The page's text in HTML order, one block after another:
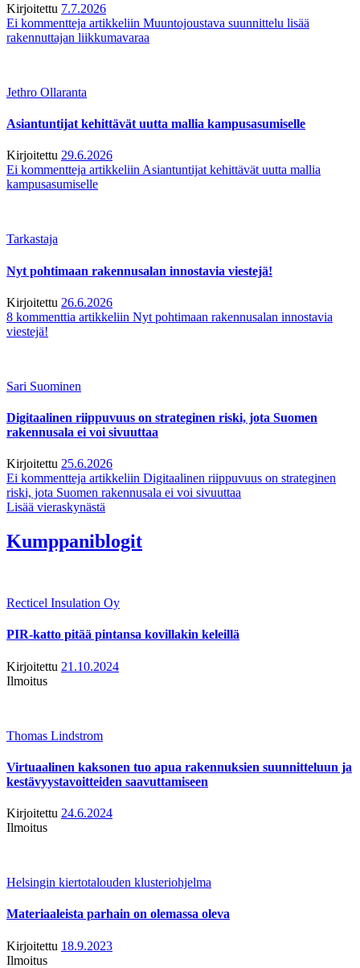
Kirjoitettu 7.7.2026
Ei kommentteja artikkeliin Muuntojoustava suunnittelu lisää
rakennuttajan liikkumavaraa
Jethro Ollaranta
Asiantuntijat kehittävät uutta mallia kampusasumiselle
Kirjoitettu 29.6.2026
Ei kommentteja artikkeliin Asiantuntijat kehittävät uutta mallia
kampusasumiselle
Tarkastaja
Nyt pohtimaan rakennusalan innostavia viestejä!
Kirjoitettu 26.6.2026
8 kommenttia artikkeliin Nyt pohtimaan rakennusalan innostavia
viestejä!
Sari Suominen
Digitaalinen riippuvuus on strateginen riski, jota Suomen
rakennusala ei voi sivuuttaa
Kirjoitettu 25.6.2026
Ei kommentteja artikkeliin Digitaalinen riippuvuus on strateginen
riski, jota Suomen rakennusala ei voi sivuuttaa
Lisää vieraskynästä
Kumppaniblogit
Recticel Insulation Oy
PIR-katto pitää pintansa kovillakin keleillä
Kirjoitettu 21.10.2024
Ilmoitus
Thomas Lindstrom
Virtuaalinen kaksonen tuo apua rakennuksien suunnitteluun ja
kestävyystavoitteiden saavuttamiseen
Kirjoitettu 24.6.2024
Ilmoitus
Helsingin kiertotalouden klusteriohjelma
Materiaaleista parhain on olemassa oleva
Kirjoitettu 18.9.2023
Ilmoitus